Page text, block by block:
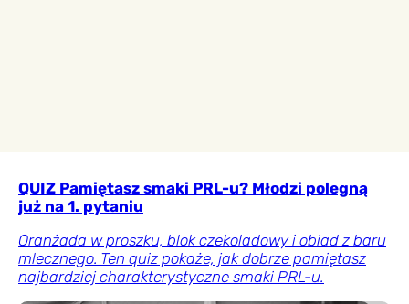
QUIZ Pamiętasz smaki PRL-u? Młodzi polegną
już na 1. pytaniu
Oranżada w proszku, blok czekoladowy i obiad z baru
mlecznego. Ten quiz pokaże, jak dobrze pamiętasz
najbardziej charakterystyczne smaki PRL-u.